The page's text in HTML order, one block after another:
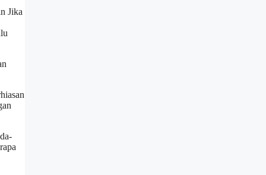
Jika